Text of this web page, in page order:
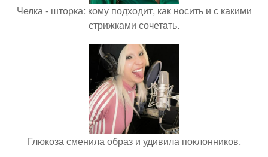
Челка - шторка: кому подходит, как носить и с какими
стрижками сочетать.
Глюкоза сменила образ и удивила поклонников.